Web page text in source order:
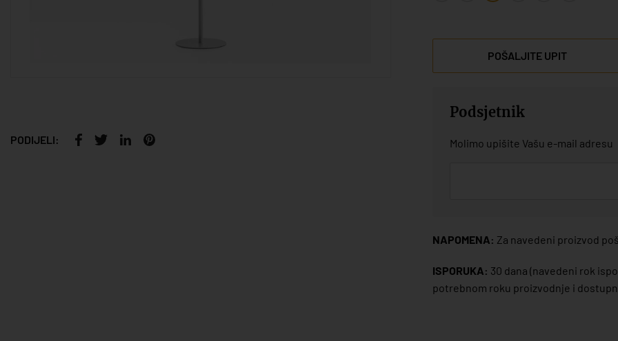
PODIJELI:
POŠALJITE UPIT
Podsjetnik
Molimo upišite Vašu e-mail adresu
NAPOMENA: Za navedeni proizvod
ISPORUKA: 30 dana (navedeni rok
potrebnom roku proizvodnje i